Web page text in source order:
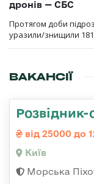
дронів — СБС
Протягом доби
уразили/знищили
ВАКАНСІЇ
від 25000 до
Київ
Морська